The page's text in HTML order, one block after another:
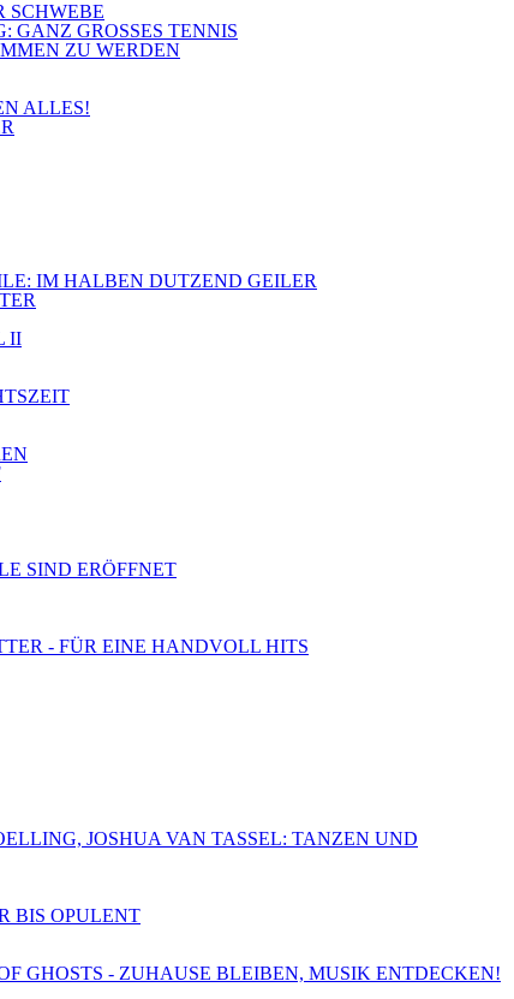
SCHWEBE
GANZ GROSSES TENNIS
ZU WERDEN
ALLES!
IM HALBEN DUTZEND GEILER
II
SIND ERÖFFNET
- FÜR EINE HANDVOLL HITS
JOSHUA VAN TASSEL: TANZEN UND
BIS OPULENT
GHOSTS - ZUHAUSE BLEIBEN, MUSIK ENTDECKEN!